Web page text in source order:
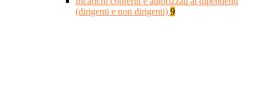
(dirigenti e non dirigenti) 9